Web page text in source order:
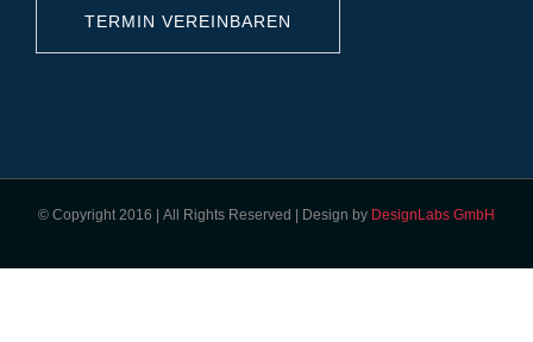
TERMIN VEREINBAREN
© Copyright 2016 | All Rights Reserved | Design by DesignLabs GmbH